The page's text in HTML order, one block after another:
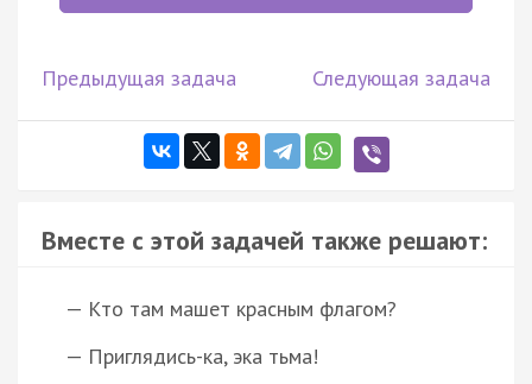
Предыдущая задача Следующая задача
Вместе с этой задачей также решают:
— Кто там машет красным флагом?
— Приглядись-ка, эка тьма!